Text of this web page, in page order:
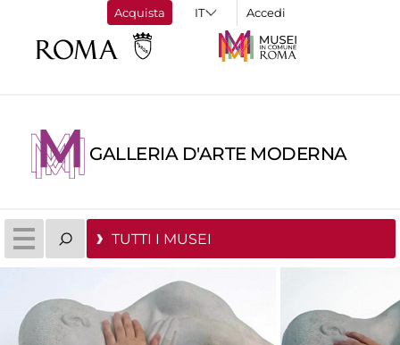
Acquista Accedi
GALLERIA D'ARTE MODERNA
TUTTI I MUSEI